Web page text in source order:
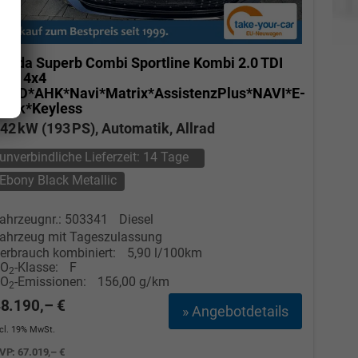
Skoda Superb Combi Sportline Kombi 2.0 TDI
DSG 4x4
*HUD*AHK*Navi*Matrix*AssistenzPlus*NAVI*E-
Heck*Keyless
kW (193 PS), Automatik, Allrad
unverbindliche Lieferzeit: 14 Tage
Ebony Black Metallic
503341
Diesel
mit Tageszulassung
kombiniert:
5,90 l/100km
2-Klasse:
F
2-Emissionen: 156,00 g/km
» Angebotdetails
€
19% MwSt.
67.019,– €
Verkauf
Tel. 04181/2176-27
calakovic@take-your-car.de